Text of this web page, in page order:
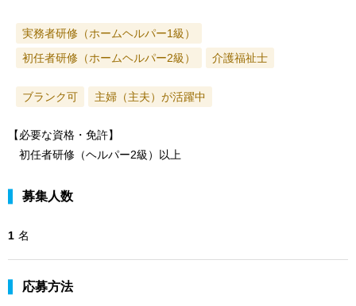
実務者研修（ホームヘルパー1級）
初任者研修（ホームヘルパー2級）
介護福祉士
ブランク可 主婦（主夫）が活躍中
【必要な資格・免許】
初任者研修（ヘルパー2級）以上
募集人数
1 名
応募方法